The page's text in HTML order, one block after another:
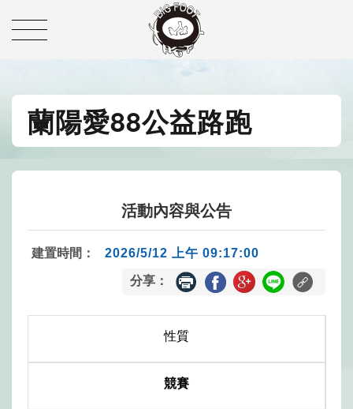
蘭陽愛88公益路跑
活動內容與公告
建置時間： 2026/5/12 上午 09:17:00
分享：
性質
競賽